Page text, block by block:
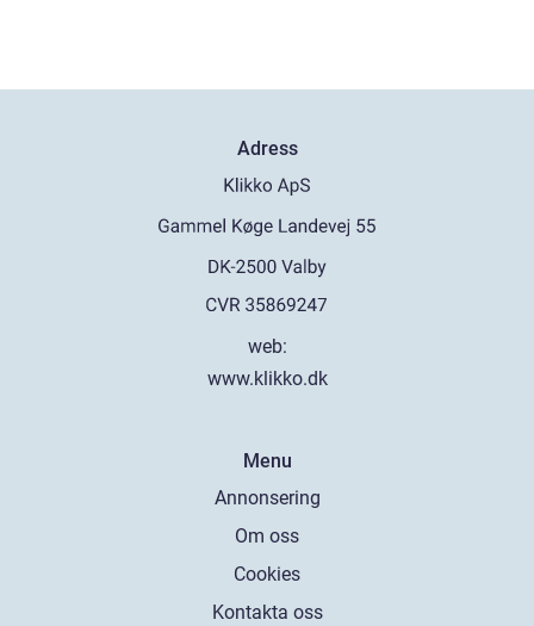
Adress
web:
www.klikko.dk
Menu
Annonsering
Om oss
Cookies
Kontakta oss